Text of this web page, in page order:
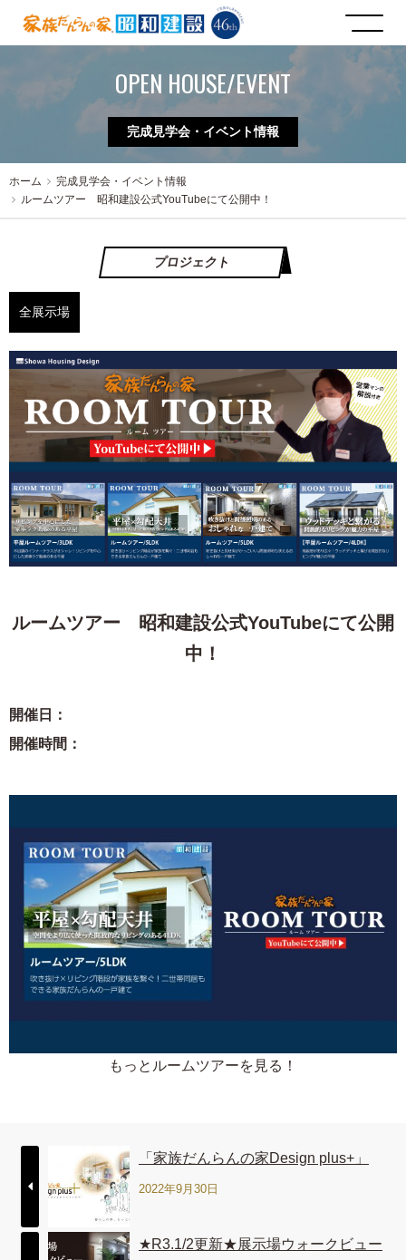
OPEN HOUSE/EVENT
完成見学会・イベント情報
ホーム
完成見学会・イベント情報
ルームツアー 昭和建設公式YouTubeにて公開中！
全展示場
プロジェクト
ルームツアー 昭和建設公式YouTubeにて公開
中！
開催日：
開催時間：
もっとルームツアーを見る！
「家族だんらんの家Design plus+」
2022年9月30日
★R3.1/2更新★展示場ウォークビュー